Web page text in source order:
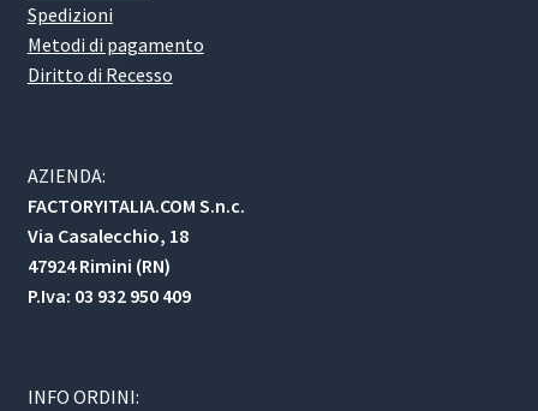
Spedizioni
Metodi di pagamento
Diritto di Recesso
AZIENDA:
FACTORYITALIA.COM S.n.c.
Via Casalecchio, 18
47924 Rimini (RN)
P.Iva: 03 932 950 409
INFO ORDINI: